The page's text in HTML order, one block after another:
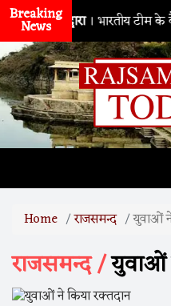
Breaking
News
नाथद्वारा। भारतीय टीम के बैटिंग
Home राजसमन्द युवाओं
राजसमन्द /युवाओं